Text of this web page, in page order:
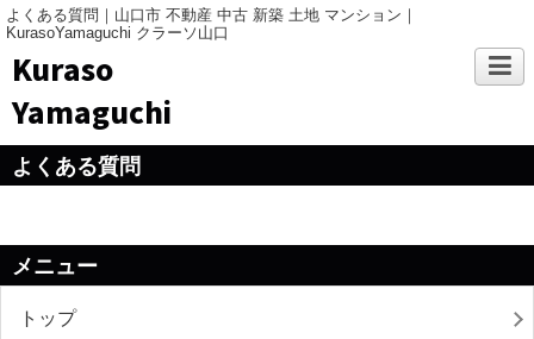
よくある質問｜山口市 不動産 中古 新築 土地 マンション｜
KurasoYamaguchi クラーソ山口
Kuraso
Yamaguchi
よくある質問
メニュー
トップ